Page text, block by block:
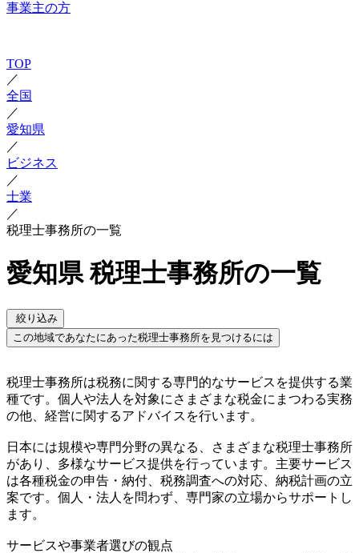
事業主の方
TOP
／
全国
／
愛知県
／
ビジネス
／
士業
／
税理士事務所の一覧
愛知県 税理士事務所の一覧
絞り込み
この地域であなたにあった税理士事務所を見つけるには
税理士事務所は税務に関する専門的なサービスを提供する業
種です。個人や法人を対象にさまざまな税金にまつわる実務
の他、経営に関するアドバイスを行います。
日本には規模や専門分野の異なる、さまざまな税理士事務所
があり、多様なサービス提供を行っています。主要サービス
は各種税金の申告・納付、税務調査への対応、納税計画の立
案です。個人・法人を問わず、専門家の立場からサポートし
ます。
サービスや事業者選びの観点